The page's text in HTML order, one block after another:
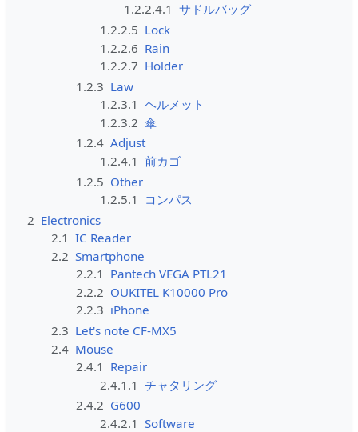
1.2.2.4.1 サドルバッグ
1.2.2.5 Lock
1.2.2.6 Rain
1.2.2.7 Holder
1.2.3 Law
1.2.3.1 ヘルメット
1.2.3.2 傘
1.2.4 Adjust
1.2.4.1 前カゴ
1.2.5 Other
1.2.5.1
コンパス
2 Electronics
2.1 IC Reader
2.2 Smartphone
2.2.1 Pantech VEGA PTL21
2.2.2 OUKITEL K10000 Pro
2.2.3 iPhone
2.3 Let's note CF-MX5
2.4 Mouse
2.4.1 Repair
2.4.1.1 チャタリング
2.4.2 G600
2.4.2.1 Software